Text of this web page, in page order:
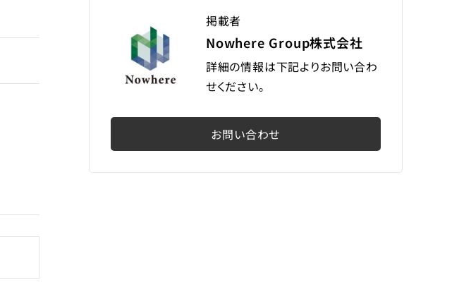
掲載者
Nowhere Group株式会社
詳細の情報は下記よりお問い合わ
せください。
お問い合わせ